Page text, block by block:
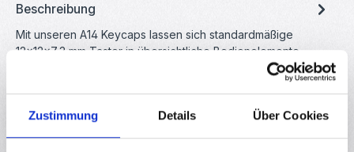
Zustimmung Details Über Cookies
Beschreibung
Mit unseren A14 Keycaps lassen sich standardmäßige
12×12×7,3 mm Taster in übersichtliche Bedienelemente
Eigenschaften
Downloads